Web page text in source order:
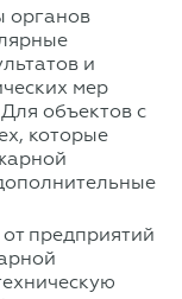
органов
и
мер
объектов с
которые
предприятий